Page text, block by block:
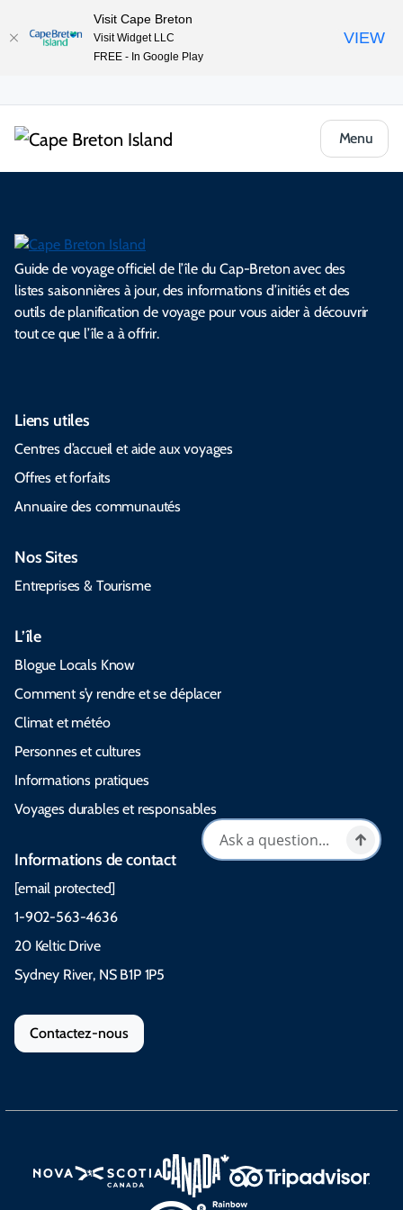
Menu
Guide de voyage officiel de l’île du Cap-Breton avec des
listes saisonnières à jour, des informations d’initiés et des
outils de planification de voyage pour vous aider à découvrir
tout ce que l’île a à offrir.
Liens utiles
Centres d’accueil et aide aux voyages
Offres et forfaits
Annuaire des communautés
Nos Sites
Entreprises & Tourisme
L’île
Blogue Locals Know
Comment s’y rendre et se déplacer
Climat et météo
Personnes et cultures
Informations pratiques
Voyages durables et responsables
Informations de contact
[email protected]
1-902-563-4636
20 Keltic Drive
Sydney River, NS B1P 1P5
Contactez-nous
Visit Cape Breton
Visit Widget LLC
FREE - In Google Play
VIEW